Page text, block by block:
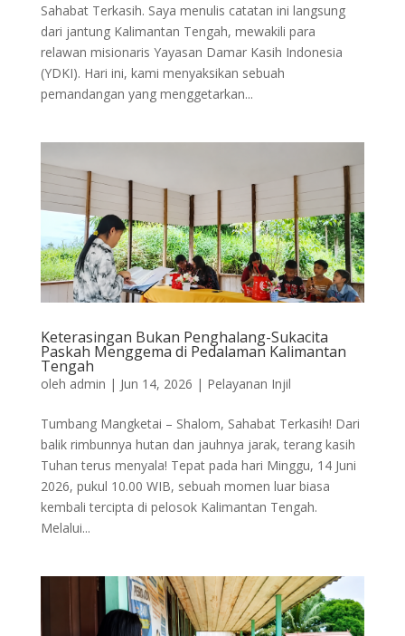
Sahabat Terkasih. Saya menulis catatan ini langsung
dari jantung Kalimantan Tengah, mewakili para
relawan misionaris Yayasan Damar Kasih Indonesia
(YDKI). Hari ini, kami menyaksikan sebuah
pemandangan yang menggetarkan...
Keterasingan Bukan Penghalang-Sukacita
Paskah Menggema di Pedalaman Kalimantan
Tengah
oleh admin | Jun 14, 2026 | Pelayanan Injil
Tumbang Mangketai – Shalom, Sahabat Terkasih! Dari
balik rimbunnya hutan dan jauhnya jarak, terang kasih
Tuhan terus menyala! Tepat pada hari Minggu, 14 Juni
2026, pukul 10.00 WIB, sebuah momen luar biasa
kembali tercipta di pelosok Kalimantan Tengah.
Melalui...